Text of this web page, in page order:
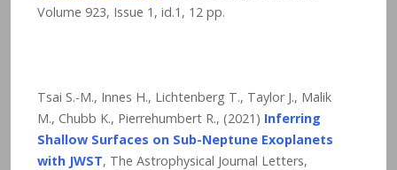
Volume 923, Issue 1, id.1, 12 pp.
Tsai S.-M., Innes H., Lichtenberg T., Taylor J., Malik
M., Chubb K., Pierrehumbert R., (2021) Inferring
Shallow Surfaces on Sub-Neptune Exoplanets
with JWST, The Astrophysical Journal Letters,